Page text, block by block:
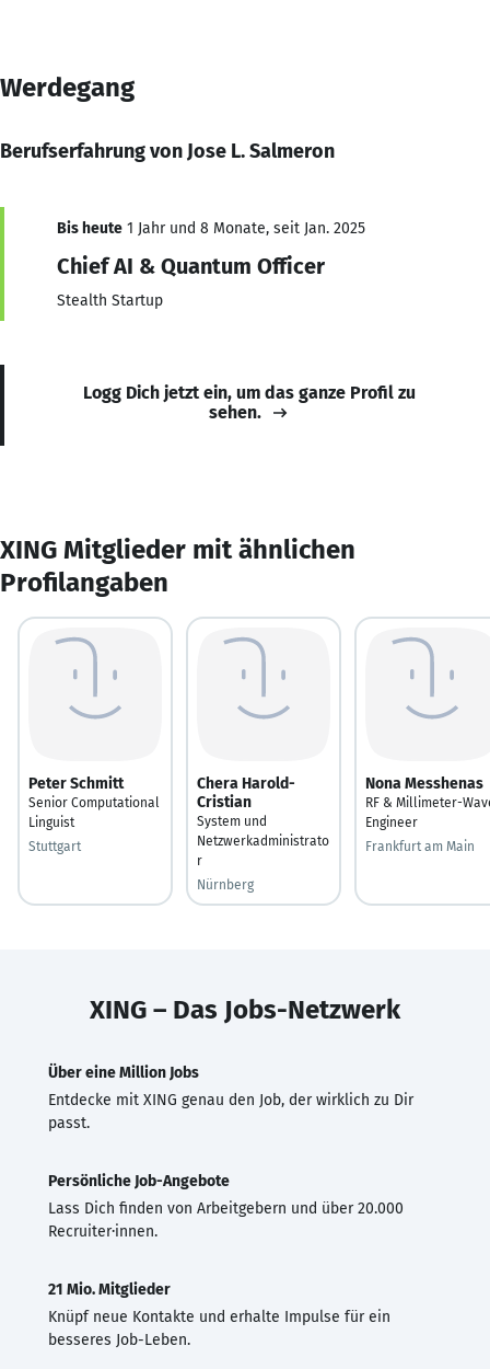
Werdegang
Berufserfahrung von Jose L. Salmeron
Bis heute 1 Jahr und 8 Monate, seit Jan. 2025
Chief AI & Quantum Officer
Stealth Startup
Logg Dich jetzt ein, um das ganze Profil zu
sehen.
XING Mitglieder mit ähnlichen
Profilangaben
Peter Schmitt
Senior Computational
Linguist
Stuttgart
Chera Harold-
Cristian
System und
Netzwerkadministrato
r
Nürnberg
Nona Messhenas
RF & Millimeter-
Engineer
Frankfurt am Main
XING – Das Jobs-Netzwerk
Über eine Million Jobs
Entdecke mit XING genau den Job, der wirklich zu Dir
passt.
Persönliche Job-Angebote
Lass Dich finden von Arbeitgebern und über 20.000
Recruiter·innen.
21 Mio. Mitglieder
Knüpf neue Kontakte und erhalte Impulse für ein
besseres Job-Leben.